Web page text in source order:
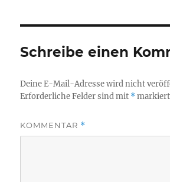
Schreibe einen
Deine E-Mail-Adresse wird nicht
Erforderliche Felder sind mit *markiert
KOMMENTAR *